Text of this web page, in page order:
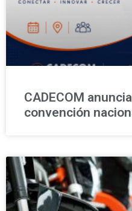
CADECOM
convención